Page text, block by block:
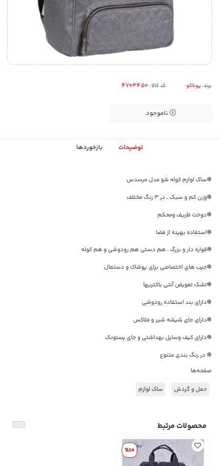
برند:یوناکو کد کالا :
ناموجود
توضیحات بازخوردها
❇ساک لوازم کوله شو مدل مرسدس
❇وزن کم و سبک ، در ۳ رنگ مختلف
❇دوخت ظریف ومحکم
❇استفاده بهینه از فضا
❇قواره دار و بزرگ ، هم دستی هم رودوشی و هم کوله
❇جیب های اختصاصی برای پوشاک و دستمال
❇تشک تعویض آنتی باکتریها
❇دارای بند استفاده رودوشی
❇دارای جای شیشه شیر و فلاکس
❇دارای کیف وسایل بهداشتی و جای پستونک
❇ در رنگ بندی متنوع
صفحه‌ها
حمل و گردش ساک لوازم
محصولات مرتبط
%10